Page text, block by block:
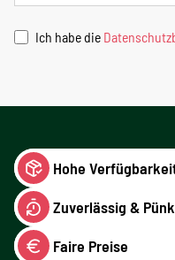
Ich habe die
Hohe
Zuverlässig &
Faire Preise